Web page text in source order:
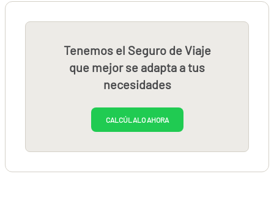
Tenemos el Seguro de Viaje
que mejor se adapta a tus
necesidades
CALCÚLALO AHORA